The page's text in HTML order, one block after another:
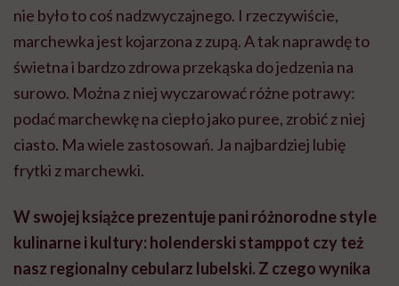
nie było to coś nadzwyczajnego. I rzeczywiście,
marchewka jest kojarzona z zupą. A tak naprawdę to
świetna i bardzo zdrowa przekąska do jedzenia na
surowo. Można z niej wyczarować różne potrawy:
podać marchewkę na ciepło jako puree, zrobić z niej
ciasto. Ma wiele zastosowań. Ja najbardziej lubię
frytki z marchewki.
W swojej książce prezentuje pani różnorodne style
kulinarne i kultury: holenderski stamppot czy też
nasz regionalny cebularz lubelski. Z czego wynika